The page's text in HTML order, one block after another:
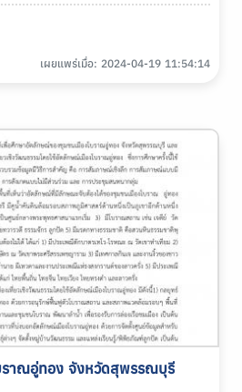
เผยแพร่เมื่อ: 2024-04-19 11:54:14
าณอู่ทอง จังหวัดสุพรรณบุรี